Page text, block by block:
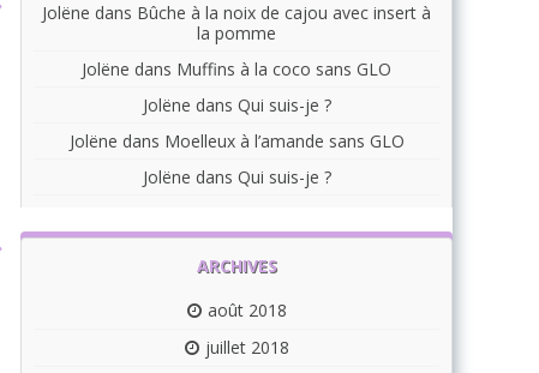
Jolëne dans Bûche à la noix de cajou avec insert à
la pomme
Jolëne dans Muffins à la coco sans GLO
Jolëne dans Qui suis-je ?
Jolëne dans Moelleux à l’amande sans GLO
Jolëne dans Qui suis-je ?
ARCHIVES
août 2018
juillet 2018